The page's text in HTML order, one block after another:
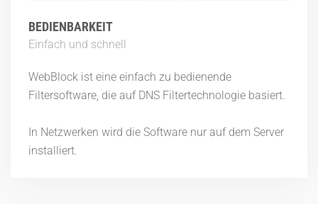
BEDIENBARKEIT
Einfach und schnell
WebBlock ist eine einfach zu bedienende
Filtersoftware, die auf DNS Filtertechnologie basiert.
In Netzwerken wird die Software nur auf dem Server
installiert.